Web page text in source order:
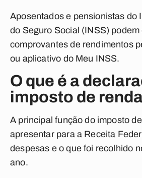
Aposentados e pensionistas do
do Seguro Social (INSS) podem
comprovantes de rendimentos
ou aplicativo do Meu INSS.
O que é a
imposto de
A principal função do imposto
apresentar para a Receita
despesas e o que foi recolhido
ano.